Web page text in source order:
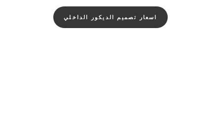
اسعار تصميم الديكور الداخلي